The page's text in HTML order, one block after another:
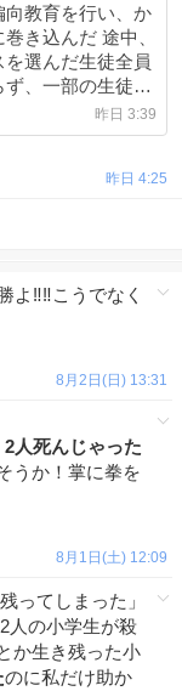
向教育を行い、か
んだ 途中、
選んだ生徒全員
、一部の生徒を
昨日 3:39
昨日 4:25
よ‼️‼️こうでなく
8月2日(日) 13:31
2人死んじゃった
うか！掌に拳を
8月1日(土) 12:09
ってしまった」
人の小学生が殺
か生き残った小
のに私だけ助か